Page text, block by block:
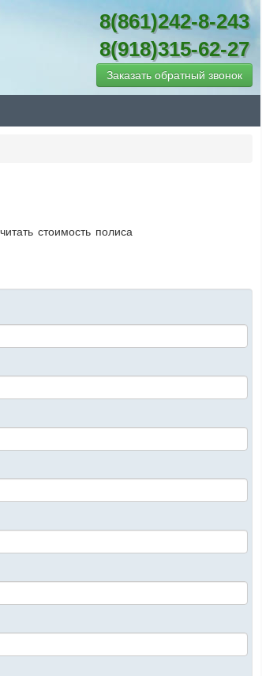
8(861)242-8-243
8(918)315-62-27
Заказать обратный звонок
стоимость полиса